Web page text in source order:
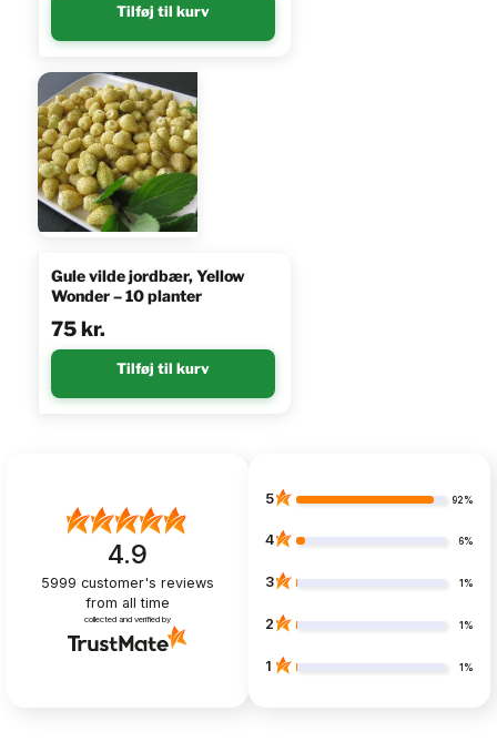
Tilføj til kurv
Gule vilde jordbær, Yellow
Wonder – 10 planter
75kr.
Tilføj til kurv
4.9
5999 customer's reviews
from all time
collected and verified by
5 92%
4 6%
3 1%
2 1%
1 1%